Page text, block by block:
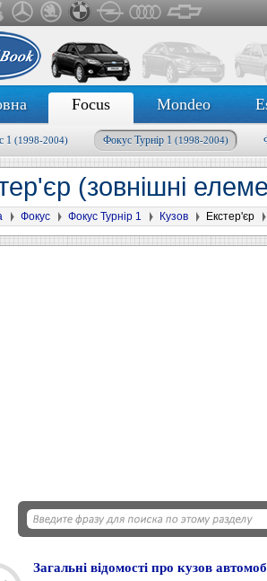
Focus Mondeo
1 (1998-2004) Фокус Турнір 1 (1998-2004)
(зовнішні
Фокус Фокус Турнір 1 Кузов Екстер'єр
Загальні відомості про кузов